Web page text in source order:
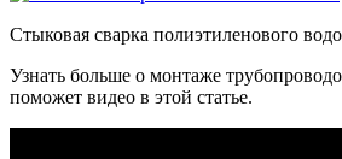
Стыковая сварка полиэтиленового
Узнать больше о монтаже
поможет видео в этой статье.